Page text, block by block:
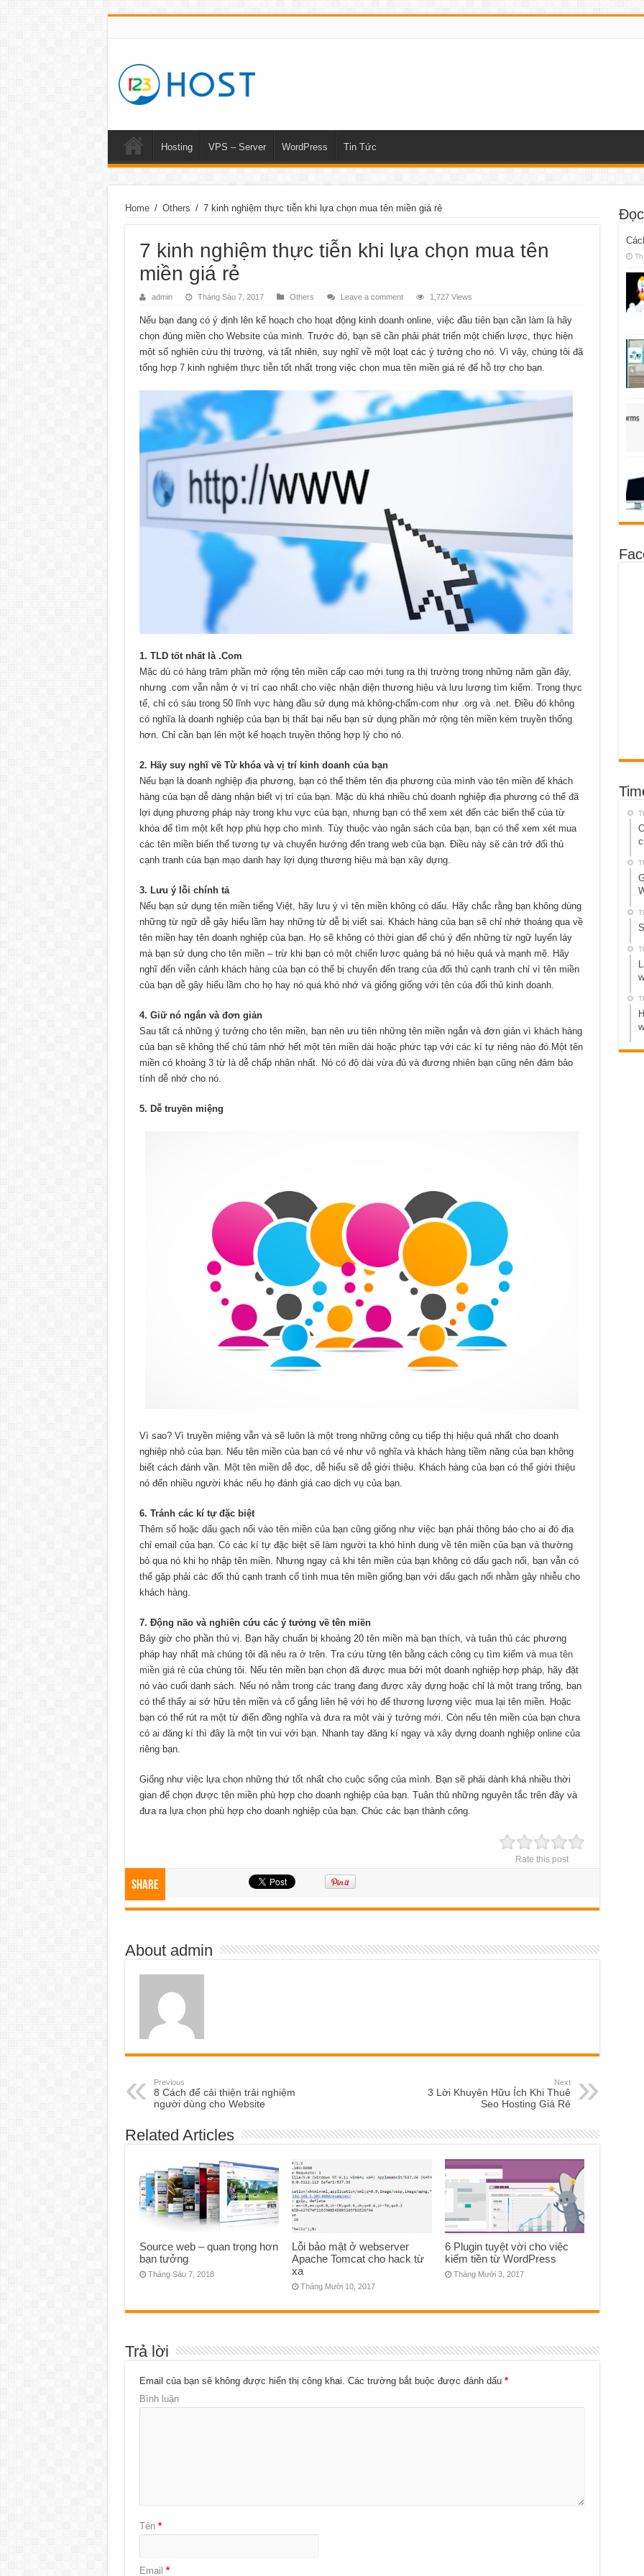
Hosting VPS – Server WordPress Tin Tức
Home / Others / 7 kinh nghiệm thực tiễn khi lựa chọn mua tên miền giá rẻ
7 kinh nghiệm thực tiễn khi lựa chọn mua tên
miền giá rẻ
admin Tháng Sáu 7, 2017 Others Leave a comment 1,727 Views
Nếu bạn đang có ý định lên kế hoạch cho hoạt động kinh doanh online, việc đầu tiên bạn cần làm là hãy
chọn đúng miền cho Website của mình. Trước đó, bạn sẽ cần phải phát triển một chiến lược, thực hiện
một số nghiên cứu thị trường, và tất nhiên, suy nghĩ về một loạt các ý tưởng cho nó. Vì vậy, chúng tôi đã
tổng hợp 7 kinh nghiệm thực tiễn tốt nhất trong việc chọn mua tên miền giá rẻ để hỗ trợ cho bạn.
1. TLD tốt nhất là .Com
Mặc dù có hàng trăm phần mở rộng tên miền cấp cao mới tung ra thị trường trong những năm gần đây,
nhưng .com vẫn nằm ở vị trí cao nhất cho việc nhận diện thương hiệu và lưu lượng tìm kiếm. Trong thực
tế, chỉ có sáu trong 50 lĩnh vực hàng đầu sử dụng mà không-chấm-com như .org và .net. Điều đó không
có nghĩa là doanh nghiệp của bạn bị thất bại nếu bạn sử dụng phần mở rộng tên miền kém truyền thống
hơn. Chỉ cần bạn lên một kế hoạch truyền thông hợp lý cho nó.
2. Hãy suy nghĩ về Từ khóa và vị trí kinh doanh của bạn
Nếu bạn là doanh nghiệp địa phương, bạn có thể thêm tên địa phương của mình vào tên miền để khách
hàng của bạn dễ dàng nhận biết vị trí của bạn. Mặc dù khá nhiều chủ doanh nghiệp địa phương có thể đã
lợi dụng phương pháp này trong khu vực của bạn, nhưng bạn có thể xem xét đến các biến thể của từ
khóa để tìm một kết hợp phù hợp cho mình. Tùy thuộc vào ngân sách của bạn, bạn có thể xem xét mua
các tên miền biến thể tương tự và chuyển hướng đến trang web của bạn. Điều này sẽ cản trở đối thủ
cạnh tranh của bạn mạo danh hay lợi dụng thương hiệu mà bạn xây dựng.
3. Lưu ý lỗi chính tả
Nếu bạn sử dụng tên miền tiếng Việt, hãy lưu ý vì tên miền không có dấu. Hãy chắc rằng bạn không dùng
những từ ngữ dễ gây hiểu lầm hay những từ dễ bị viết sai. Khách hàng của bạn sẽ chỉ nhớ thoáng qua về
tên miền hay tên doanh nghiệp của bạn. Họ sẽ không có thời gian để chú ý đến những từ ngữ luyến láy
mà bạn sử dụng cho tên miền – trừ khi bạn có một chiến lược quảng bá nó hiệu quả và mạnh mẽ. Hãy
nghĩ đến viễn cảnh khách hàng của bạn có thể bị chuyển đến trang của đối thủ cạnh tranh chỉ vì tên miền
của bạn dễ gây hiểu lầm cho họ hay nó quá khó nhớ và giống giống với tên của đối thủ kinh doanh.
4. Giữ nó ngắn và đơn giản
Sau tất cả những ý tưởng cho tên miền, bạn nên ưu tiên những tên miền ngắn và đơn giản vì khách hàng
của bạn sẽ không thể chú tâm nhớ hết một tên miền dài hoặc phức tạp với các kí tự riêng nào đó.Một tên
miền có khoảng 3 từ là dễ chấp nhận nhất. Nó có độ dài vừa đủ và đương nhiên bạn cũng nên đảm bảo
tính dễ nhớ cho nó.
5. Dễ truyền miệng
Vì sao? Vì truyền miệng vẫn và sẽ luôn là một trong những công cụ tiếp thị hiệu quả nhất cho doanh
nghiệp nhỏ của bạn. Nếu tên miền của bạn có vẻ như vô nghĩa và khách hàng tiềm năng của bạn không
biết cách đánh vần. Một tên miền dễ đọc, dễ hiểu sẽ dễ giới thiệu. Khách hàng của bạn có thể giới thiệu
nó đến nhiều người khác nếu họ đánh giá cao dịch vụ của bạn.
6. Tránh các kí tự đặc biệt
Thêm số hoặc dấu gạch nối vào tên miền của bạn cũng giống như việc bạn phải thông báo cho ai đó địa
chỉ email của bạn. Có các kí tự đặc biệt sẽ làm người ta khó hình dung về tên miền của bạn và thường
bỏ qua nó khi họ nhập tên miền. Nhưng ngay cả khi tên miền của bạn không có dấu gạch nối, bạn vẫn có
thể gặp phải các đối thủ cạnh tranh cố tình mua tên miền giống bạn với dấu gạch nối nhằm gây nhiễu cho
khách hàng.
7. Động não và nghiên cứu các ý tưởng về tên miền
Bây giờ cho phần thú vị. Bạn hãy chuẩn bị khoảng 20 tên miền mà bạn thích, và tuân thủ các phương
pháp hay nhất mà chúng tôi đã nêu ra ở trên. Tra cứu từng tên bằng cách công cụ tìm kiếm và mua tên
miền giá rẻcủa chúng tôi. Nếu tên miền bạn chọn đã được mua bởi một doanh nghiệp hợp pháp, hãy đặt
nó vào cuối danh sách. Nếu nó nằm trong các trang đang được xây dựng hoặc chỉ là một trang trống, bạn
có thể thấy ai sở hữu tên miền và cố gắng liên hệ với họ để thương lượng việc mua lại tên miền. Hoặc
bạn có thể rút ra một từ điển đồng nghĩa và đưa ra một vài ý tưởng mới. Còn nếu tên miền của bạn chưa
có ai đăng kí thì đây là một tin vui với bạn. Nhanh tay đăng kí ngay và xây dựng doanh nghiệp online của
riêng bạn.
Giống như việc lựa chọn những thứ tốt nhất cho cuộc sống của mình. Bạn sẽ phải dành khá nhiều thời
gian để chọn được tên miền phù hợp cho doanh nghiệp của bạn. Tuân thủ những nguyên tắc trên đây và
đưa ra lựa chọn phù hợp cho doanh nghiệp của bạn. Chúc các bạn thành công.
Rate this post
Share
About admin
Previous
8 Cách để cải thiện trải nghiệm
người dùng cho Website
Next
3 Lời Khuyên Hữu Ích Khi Thuê
Seo Hosting Giá Rẻ
Related Articles
Source web – quan trọng hơn
bạn tưởng
Tháng Sáu 7, 2018
Lỗi bảo mật ở webserver
Apache Tomcat cho hack từ
xa
Tháng Mười 10, 2017
6 Plugin tuyệt vời cho việc
kiếm tiền từ WordPress
Tháng Mười 3, 2017
Trả lời
Email của bạn sẽ không được hiển thị công khai. Các trường bắt buộc được đánh dấu *
Bình luận
Tên *
Email *